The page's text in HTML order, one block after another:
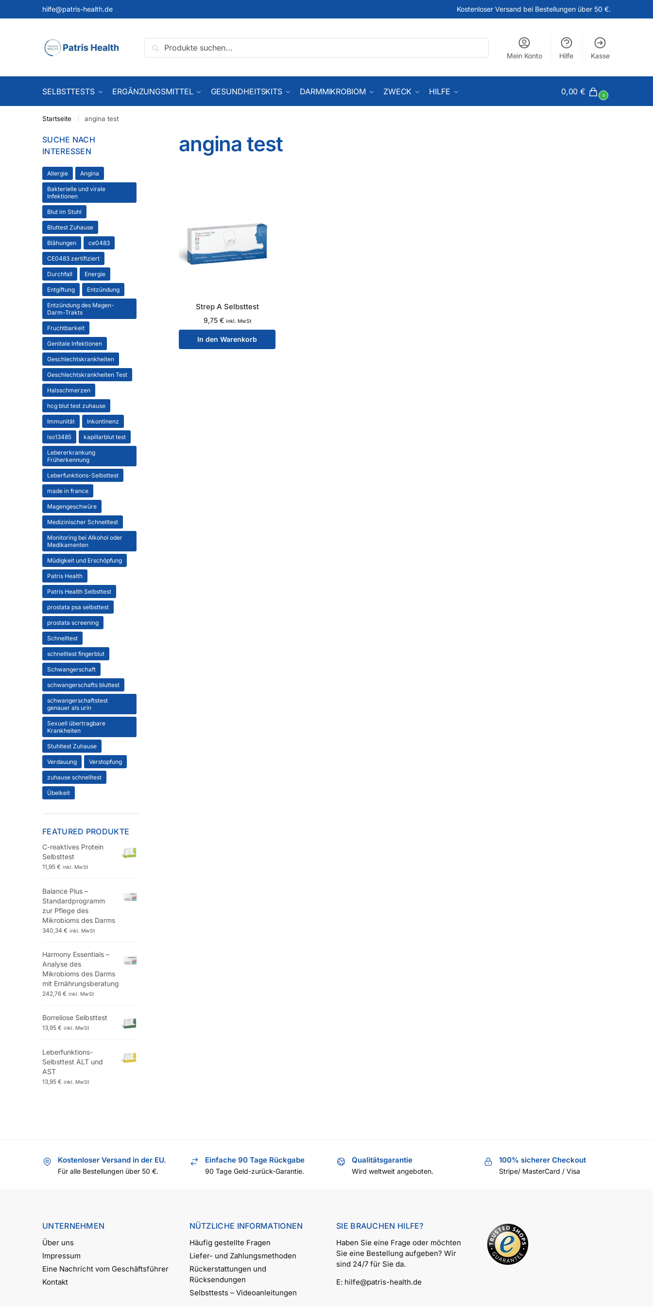
hilfe@patris-health.de Kostenloser Versand bei Bestellungen über 50 €.
Suchen
Mein Konto Hilfe Kasse
SELBSTTESTS ERGÄNZUNGSMITTEL GESUNDHEITSKITS DARMMIKROBIOM ZWECK HILFE 0,00€ 0
Startseite / angina test
angina test
Strep A Selbsttest
9,75 € inkl. MwSt
In den Warenkorb
SUCHE NACH
INTERESSEN
Allergie Angina
Bakterielle und virale
Infektionen
Blut im Stuhl
Bluttest Zuhause
Blähungen ce0483
CE0483 zertifiziert
Durchfall Energie
Entgiftung Entzündung
Entzündung des Magen-
Darm-Trakts
Fruchtbarkeit
Genitale Infektionen
Geschlechtskrankheiten
Geschlechtskrankheiten Test
Halsschmerzen
hcg blut test zuhause
Immunität Inkontinenz
iso13485 kapillarblut test
Lebererkrankung
Früherkennung
Leberfunktions-Selbsttest
made in france
Magengeschwüre
Medizinischer Schnelltest
Monitoring bei Alkohol oder
Medikamenten
Müdigkeit und Erschöpfung
Patris Health
Patris Health Selbsttest
prostata psa selbsttest
prostata screening
Schnelltest
schnelltest fingerblut
Schwangerschaft
schwangerschafts bluttest
schwangerschaftstest
genauer als urin
Sexuell übertragbare
Krankheiten
Stuhltest Zuhause
Verdauung Verstopfung
zuhause schnelltest
Übelkeit
FEATURED PRODUKTE
C-reaktives Protein
Selbsttest
11,95 € inkl. MwSt
Balance Plus –
Standardprogramm
zur Pflege des
Mikrobioms des Darms
340,34 € inkl. MwSt
Harmony Essentials –
Analyse des
Mikrobioms des Darms
mit Ernährungsberatung
242,76 € inkl. MwSt
Borreliose Selbsttest
13,95 € inkl. MwSt
Leberfunktions-
Selbsttest ALT und
AST
13,95 € inkl. MwSt
Kostenloser Versand in der EU.
Für alle Bestellungen über 50 €.
Einfache 90 Tage Rückgabe
90 Tage Geld-zurück-Garantie.
Qualitätsgarantie
Wird weltweit angeboten.
100% sicherer Checkout
Stripe/ MasterCard / Visa
UNTERNEHMEN
Über uns
Impressum
Eine Nachricht vom Geschäftsführer
Kontakt
NÜTZLICHE INFORMATIONEN
Häufig gestellte Fragen
Liefer- und Zahlungsmethoden
Rückerstattungen und
Rücksendungen
Selbsttests – Videoanleitungen
SIE BRAUCHEN HILFE?
Haben Sie eine Frage oder möchten
Sie eine Bestellung aufgeben? Wir
sind 24/7 für Sie da.
E: hilfe@patris-health.de